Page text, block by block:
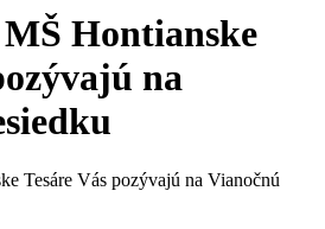
Hontianske
na
Tesáre Vás pozývajú na Vianočnú